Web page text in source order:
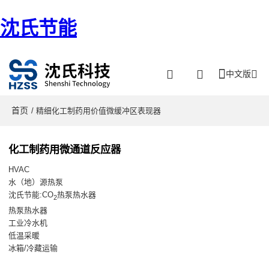
沈氏节能
中文版
首页 / 精细化工制药用价值微缓冲区表现器
化工制药用微通道反应器
HVAC
水（地）源热泵
沈氏节能:CO2热泵热水器
热泵热水器
工业冷水机
低温采暖
冰箱/冷藏运输